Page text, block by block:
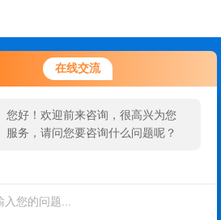
在线交流
您好！欢迎前来咨询，很高兴为您
服务，请问您要咨询什么问题呢？
联系我们
24小时热线：